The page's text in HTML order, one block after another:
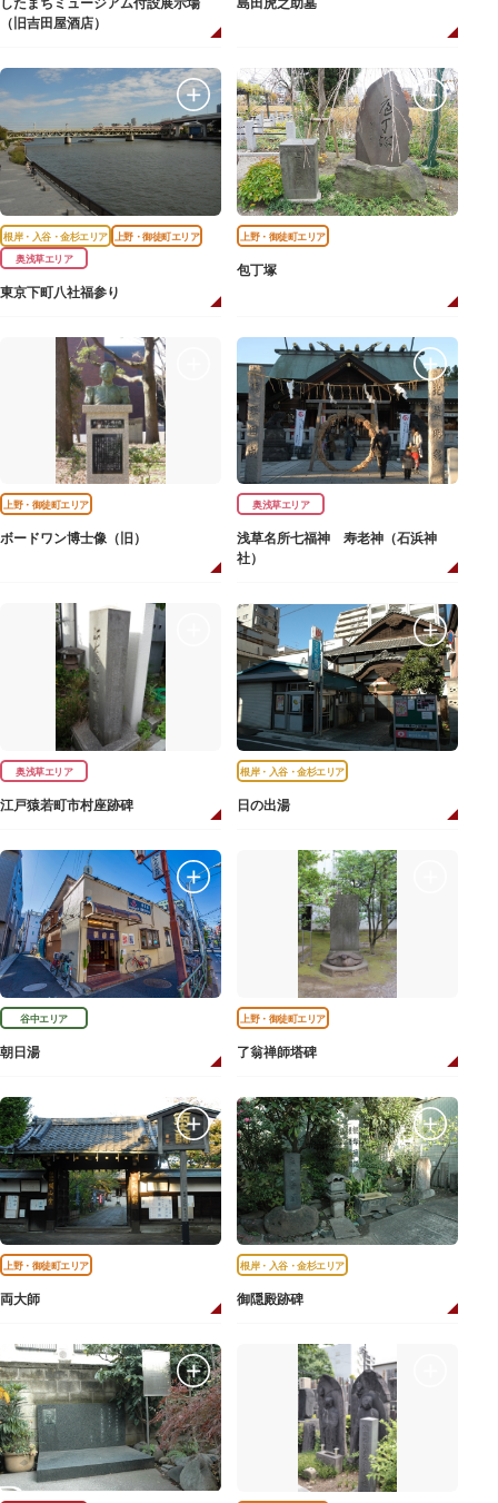
したまちミュージアム付設展示場
（旧吉田屋酒店）
島田虎之助墓
根岸・入谷・金杉エリア
上野・御徒町エリア
奥浅草エリア
東京下町八社福参り
上野・御徒町エリア
包丁塚
上野・御徒町エリア
ボードワン博士像（旧）
奥浅草エリア
浅草名所七福神 寿老神（石浜神
社）
奥浅草エリア
江戸猿若町市村座跡碑
根岸・入谷・金杉エリア
日の出湯
谷中エリア
朝日湯
上野・御徒町エリア
了翁禅師塔碑
上野・御徒町エリア
両大師
根岸・入谷・金杉エリア
御隠殿跡碑